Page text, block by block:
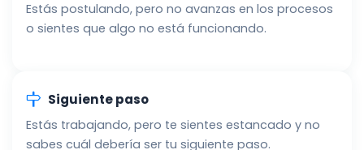
Estás postulando, pero no avanzas en los procesos
o sientes que algo no está funcionando.
Siguiente paso
Estás trabajando, pero te sientes estancado y no
sabes cuál debería ser tu siguiente paso.